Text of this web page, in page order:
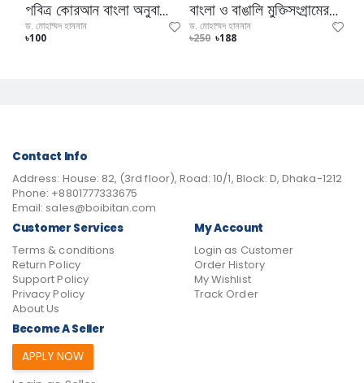
পবিত্র কোরআন বাংলা অনুবাদের নানা প্রসঙ্গ
ড. মোহাম্মদ হাননান
৳100
বাংলা ও বাঙালি মুক্তিসংগ্রামের কিশোর ইতিহাস
ড. মোহাম্মদ হাননান
৳250 ৳188
Contact Info
Address: House: 82, (3rd floor), Road: 10/1, Block: D, Dhaka-1212
Phone: +8801777333675
Email: sales@boibitan.com
Customer Services
Terms & conditions
Return Policy
Support Policy
Privacy Policy
About Us
My Account
Login as Customer
Order History
My Wishlist
Track Order
Become A Seller
APPLY NOW